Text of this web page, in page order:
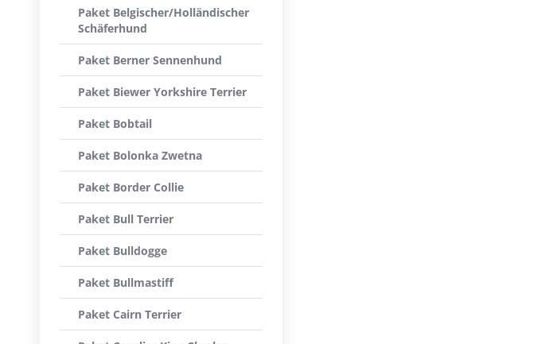
Paket Belgischer/Holländischer
Schäferhund
Paket Berner Sennenhund
Paket Biewer Yorkshire Terrier
Paket Bobtail
Paket Bolonka Zwetna
Paket Border Collie
Paket Bull Terrier
Paket Bulldogge
Paket Bullmastiff
Paket Cairn Terrier